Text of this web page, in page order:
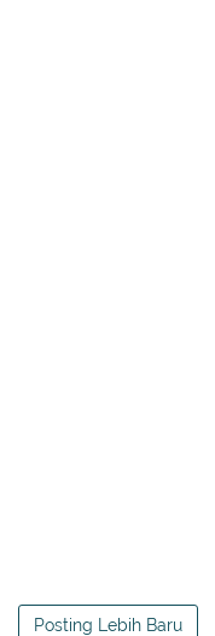
Posting Lebih Baru